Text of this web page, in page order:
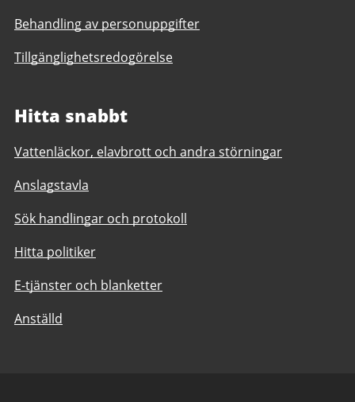
Behandling av personuppgifter
Tillgänglighetsredogörelse
Hitta snabbt
Vattenläckor, elavbrott och andra störningar
Anslagstavla
Sök handlingar och protokoll
Hitta politiker
E-tjänster och blanketter
Anställd